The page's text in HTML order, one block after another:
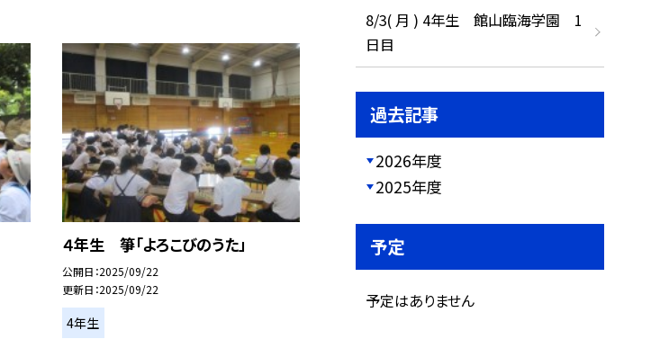
４年生 箏「よろこびのうた」
公開日 2025/09/22
更新日 2025/09/22
4年生
8/3( 月 ) 4年生 館山臨海学園 1
日目
過去記事
2026年度
2025年度
予定
予定はありません